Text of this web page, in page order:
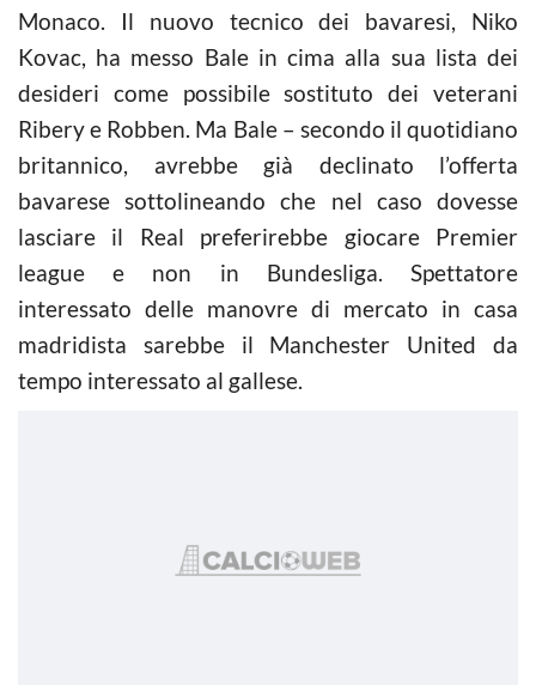
Monaco. Il nuovo tecnico dei bavaresi, Niko
Kovac, ha messo Bale in cima alla sua lista dei
desideri come possibile sostituto dei veterani
Ribery e Robben. Ma Bale – secondo il quotidiano
britannico, avrebbe già declinato l’offerta
bavarese sottolineando che nel caso dovesse
lasciare il Real preferirebbe giocare Premier
league e non in Bundesliga. Spettatore
interessato delle manovre di mercato in casa
madridista sarebbe il Manchester United da
tempo interessato al gallese.